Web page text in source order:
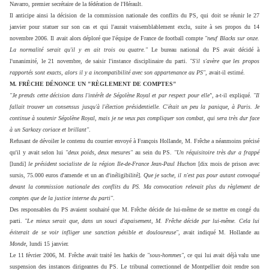
Navarro, premier secrétaire de la fédération de l'Hérault.
Il anticipe ainsi la décision de la commission nationale des conflits du PS, qui doit se réunir le 27
janvier pour statuer sur son cas et qui l'aurait vraisemblablement exclu, suite à ses propos du 14
novembre 2006. Il avait alors déploré que l'équipe de France de football compte "neuf Blacks sur onze.
La normalité serait qu'il y en ait trois ou quatre." Le bureau national du PS avait décidé à
l'unanimité, le 21 novembre, de saisir l'instance disciplinaire du parti. "S'il s'avère que les propos
rapportés sont exacts, alors il y a incompatibilité avec son appartenance au PS" , avait-il estimé.
M. FRÊCHE DÉNONCE UN "RÈGLEMENT DE COMPTES"
''Je prends cette décision dans l'intérêt de Ségolène Royal et par respect pour elle'', a-t-il expliqué. ''Il
fallait trouver un consensus jusqu'à l'élection présidentielle. C'était un peu la panique, à Paris. Je
continue à soutenir Ségolène Royal, mais je ne veux pas compliquer son combat, qui sera très dur face
à un Sarkozy coriace et brillant''
Refusant de dévoiler le contenu du courrier envoyé à François Hollande, M. Frêche a néanmoins précisé
qu'il y avait selon lui ''deux poids, deux mesures'' au sein du PS. ''Un réquisitoire très dur a frappé
[lundi] le président socialiste de la région Ile-de-France Jean-Paul Huchon [dix mois de prison avec
sursis, 75.000 euros d'amende et un an d'inéligibilité]. Que je sache, il n'est pas pour autant convoqué
devant la commission nationale des conflits du PS. Ma convocation relevait plus du règlement de
comptes que de la justice interne du parti''
Des responsables du PS avaient souhaité que M. Frêche décide de lui-même de se mettre en congé du
parti. "Le mieux serait que, dans un souci d'apaisement, M. Frêche décide par lui-même. Cela lui
éviterait de se voir infliger une sanction pénible et douloureuse", avait indiqué M. Hollande au
Monde , lundi 15 janvier.
Le 11 février 2006, M. Frêche avait traité les harkis de "sous-hommes", ce qui lui avait déjà valu une
suspension des instances dirigeantes du PS. Le tribunal correctionnel de Montpellier doit rendre son